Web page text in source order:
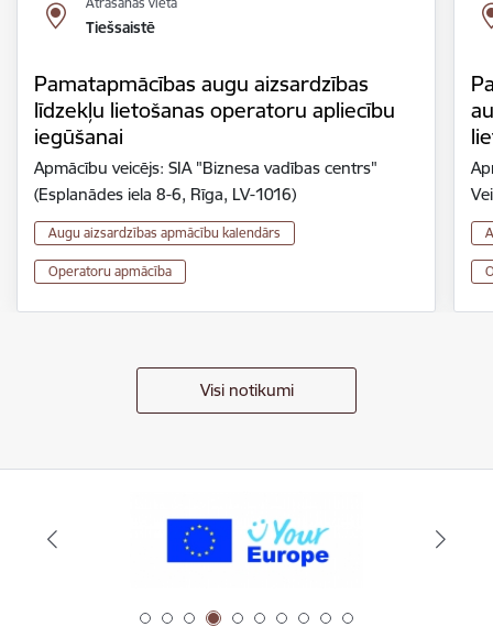
Tiešsaistē
Pamatapmācības augu aizsardzības
līdzekļu lietošanas operatoru apliecību
iegūšanai
Apmācību veicējs: SIA "Biznesa vadības centrs"
(Esplanādes iela 8-6, Rīga, LV-1016)
Augu aizsardzības apmācību kalendārs
Operatoru apmācība
Visi notikumi